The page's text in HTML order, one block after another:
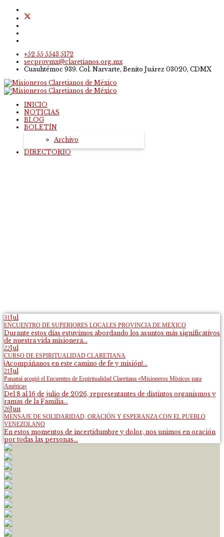
+52 55 5543 5172
secprovmx@claretianos.org.mx
Cuauhtémoc 939. Col. Narvarte, Benito Juárez 03020, CDMX
INICIO
NOTICIAS
BLOG
BOLETÍN
Archivo
DIRECTORIO
31Jul
ENCUENTRO DE SUPERIORES LOCALES PROVINCIA DE MEXICO
Durante estos días estuvimos abordando los asuntos más significativos
de nuestra vida misionera...
22Jul
CURSO DE ESPIRITUALIDAD CLARETIANA
¡Acompáñanos en este camino de fe y misión!...
21Jul
Panamá acogió el Encuentro de Espiritualidad Claretiana «Misioneros Místicos para
América»
Del 8 al 16 de julio de 2026, representantes de distintos organismos y
ramas de la Familia...
26Jun
MENSAJE DE SOLIDARIDAD, ORACIÓN Y ESPERANZA CON EL PUEBLO
VENEZOLANO
En estos momentos de incertidumbre y dolor, nos unimos en oración
por todas las personas...